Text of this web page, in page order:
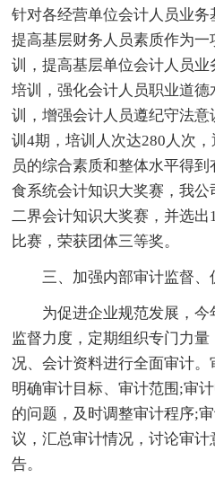
针对各经营单位会计人员业
提高基层财务人员素质作为
训，提高基层单位会计人员
培训，强化会计人员职业道
训，增强会计人员遵纪守法
训4期，培训人次达280人次
员的综合素质和整体水平得
食系统会计知识大奖赛，我
二界会计知识大奖赛，并选
比赛，荣获团体三等奖。
三、加强内部审计监督、
为促进企业规范发展，
监督力度，定期组织专门力
况、会计资料进行全面审计。
明确审计目标、审计范围;审
的问题，及时调整审计程序;
议，汇总审计情况，讨论审
告。